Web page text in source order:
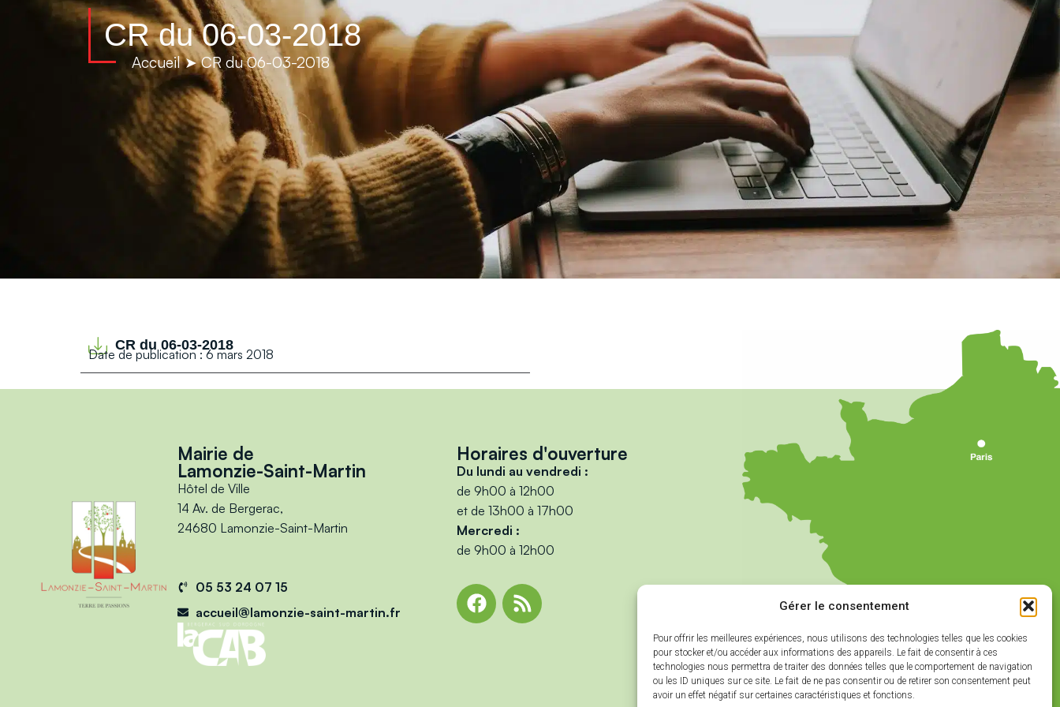
Gérer le consentement
Pour offrir les meilleures expériences, nous utilisons des technologies telles que les cookies
pour stocker et/ou accéder aux informations des appareils. Le fait de consentir à ces
technologies nous permettra de traiter des données telles que le comportement de navigation
ou les ID uniques sur ce site. Le fait de ne pas consentir ou de retirer son consentement peut
avoir un effet négatif sur certaines caractéristiques et fonctions.
Notre commune La mairie et son conseil municipal Démarches administratives
CR du 06-03-2018
Accueil➤CR du 06-03-2018
CR du 06-03-2018
Date de publication : 6 mars 2018
Mairie de
Lamonzie-Saint-Martin
Hôtel de Ville
14 Av. de Bergerac,
24680 Lamonzie-Saint-Martin
05 53 24 07 15
accueil@lamonzie-saint-martin.fr
Horaires d'ouverture
Du lundi au vendredi :
de 9h00 à 12h00
et de 13h00 à 17h00
Mercredi :
de 9h00 à 12h00